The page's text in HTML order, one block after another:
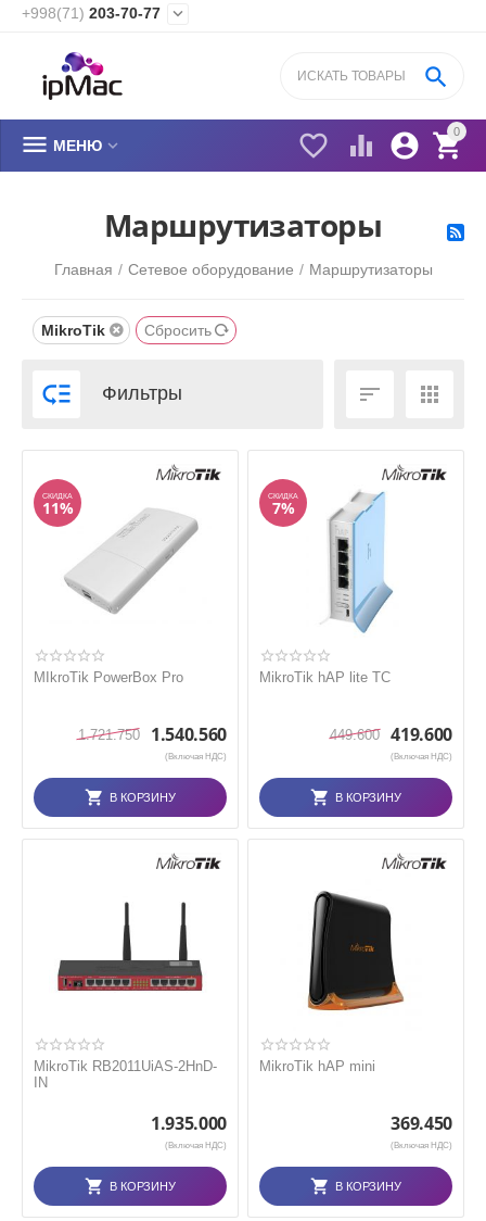
+998(71) 203-70-77 
0


 

 МЕНЮ 
​Маршрутизаторы
Главная / Сетевое оборудование / ​Маршрутизаторы
MikroTik Сбросить
 Фильтры  
СКИДКА
11%
MIkroTik PowerBox Pro
1.721.750 1.540.560
(Включая НДС)
В КОРЗИНУ
СКИДКА
7%
MikroTik hAP lite TC
449.600 419.600
(Включая НДС)
В КОРЗИНУ
MikroTik RB2011UiAS-2HnD-
IN
1.935.000
(Включая НДС)
В КОРЗИНУ
MikroTik hAP mini
369.450
(Включая НДС)
В КОРЗИНУ